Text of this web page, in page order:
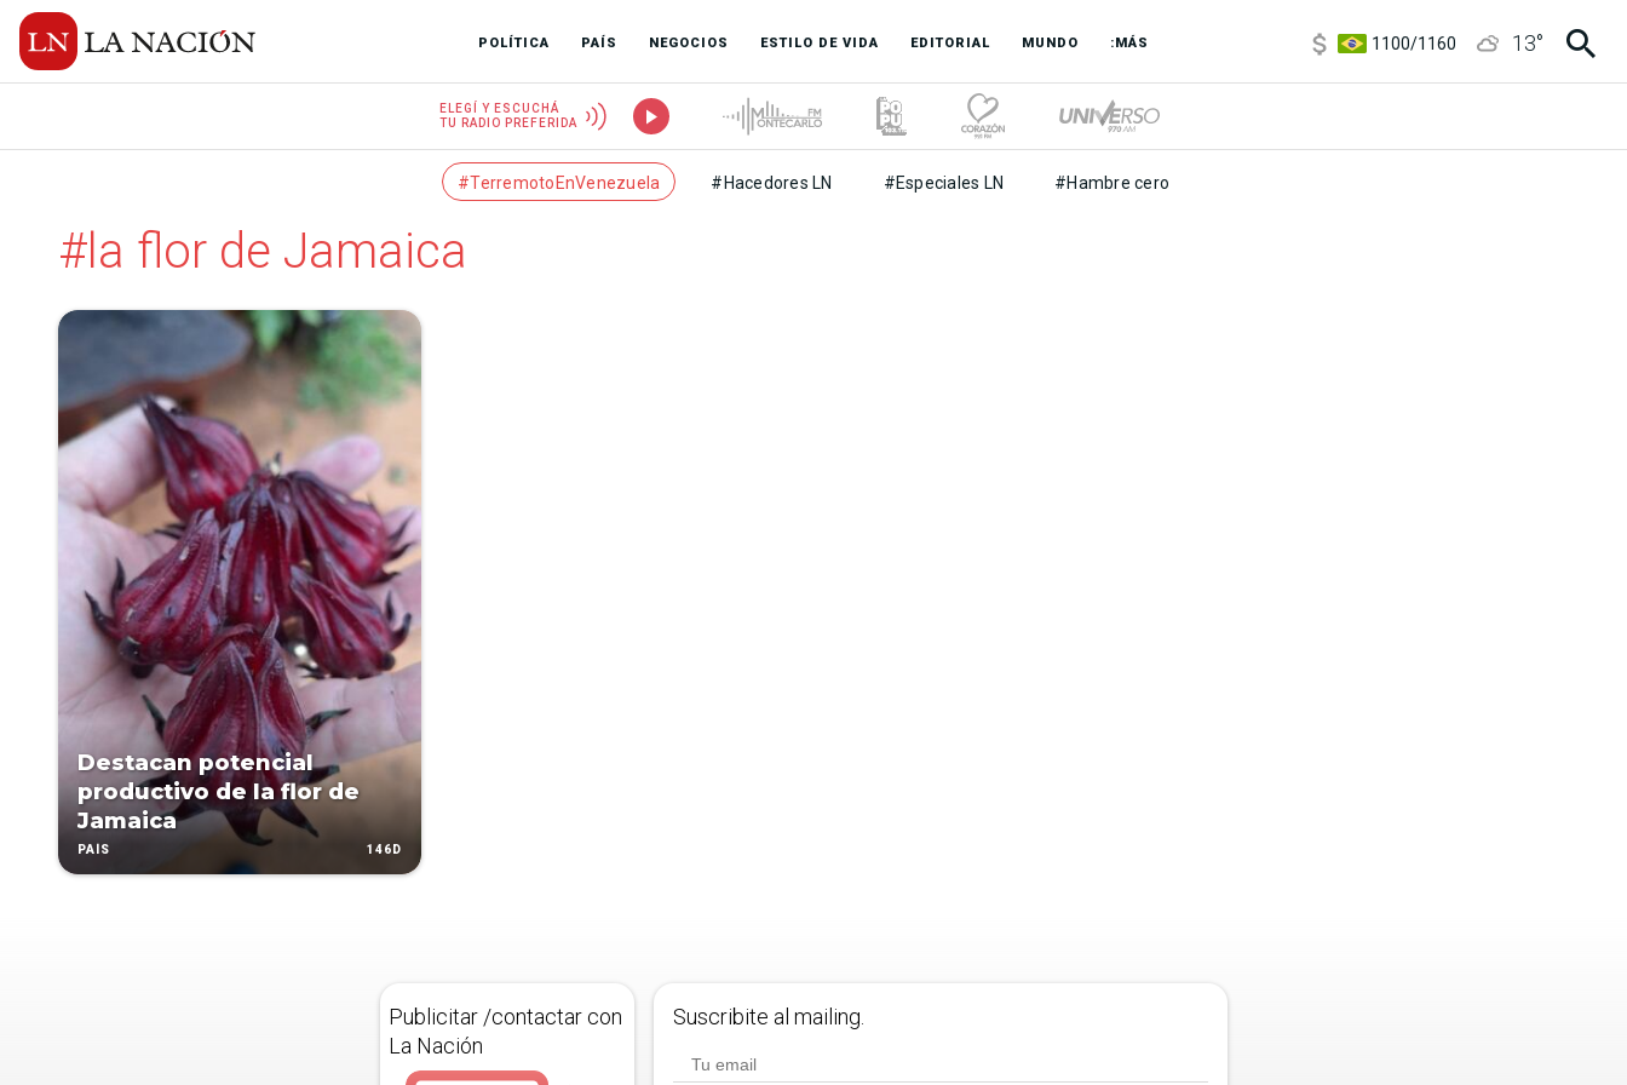
POLÍTICA PAÍS NEGOCIOS ESTILO DE VIDA EDITORIAL MUNDO :MÁS
1100/1160
13°
ELEGÍ Y ESCUCHÁ
TU RADIO PREFERIDA
#TerremotoEnVenezuela #Hacedores LN #Especiales LN #Hambre cero
#la flor de Jamaica
Destacan potencial
productivo de la flor de
Jamaica
PAÍS 146D
Publicitar /contactar con
La Nación
Suscribite al mailing.